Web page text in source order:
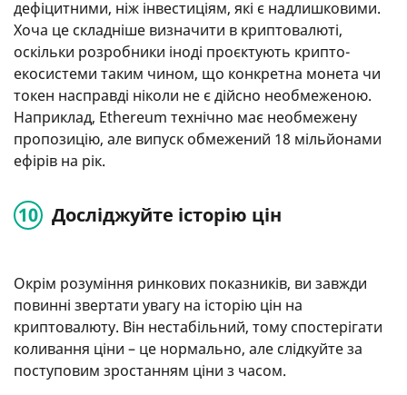
дефіцитними, ніж інвестиціям, які є надлишковими.
Хоча це складніше визначити в криптовалюті,
оскільки розробники іноді проєктують крипто-
екосистеми таким чином, що конкретна монета чи
токен насправді ніколи не є дійсно необмеженою.
Наприклад, Ethereum технічно має необмежену
пропозицію, але випуск обмежений 18 мільйонами
ефірів на рік.
Досліджуйте історію цін
Окрім розуміння ринкових показників, ви завжди
повинні звертати увагу на історію цін на
криптовалюту. Він нестабільний, тому спостерігати
коливання ціни – це нормально, але слідкуйте за
поступовим зростанням ціни з часом.